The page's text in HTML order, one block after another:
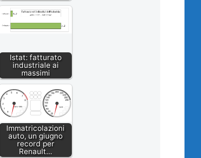
Istat: fatturato
industriale ai
massimi
Immatricolazioni
auto, un giugno
record per
Renault…